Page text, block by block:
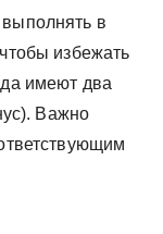
в
избежать
имеют два
Важно